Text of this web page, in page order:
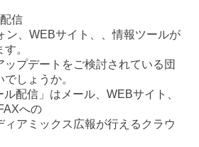
信
、WEBサイト、、情報ツールが
。
プデートをご検討されている団
しょうか。
配信」はメール、WEBサイト、
への
アミックス広報が行えるクラウ